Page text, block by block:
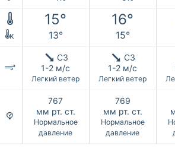
15° 16°
к 13° 15°
СЗ
1-2 м/с
Легкий ветер
СЗ
1-2 м/с
Легкий ветер
767
мм рт. ст.
Нормальное
давление
769
мм рт. ст.
Нормальное
давление